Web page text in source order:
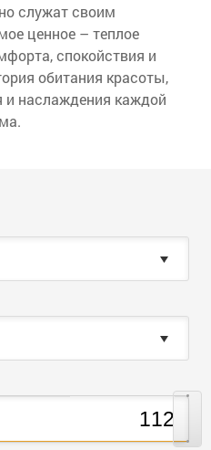
служат своим
ценное – теплое
спокойствия и
обитания красоты,
и наслаждения каждой